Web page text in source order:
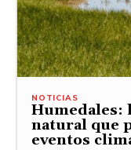
NOTICIAS
Humedales:
natural que
eventos